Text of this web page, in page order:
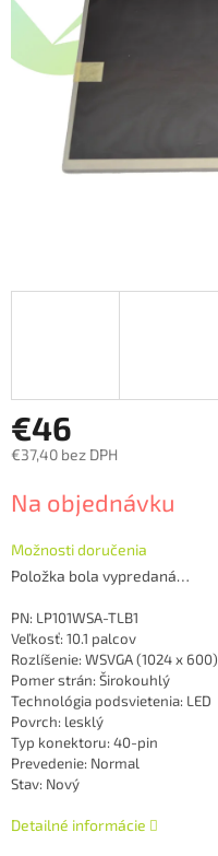
hviezdičiek.
€46
€37,40 bez DPH
cena:
Na objednávku
Možnosti doručenia
Položka bola vypredaná…
PN: LP101WSA-TLB1
Veľkosť: 10.1 palcov
Rozlíšenie: WSVGA (1024 x 600)
Pomer strán: Širokouhlý
Technológia podsvietenia: LED
Povrch: lesklý
Typ konektoru: 40-pin
Prevedenie: Normal
Stav: Nový
Detailné informácie